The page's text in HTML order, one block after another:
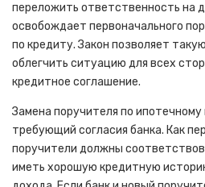
переложить ответственность на
освобождает первоначального
по кредиту. Закон позволяет
облегчить ситуацию для всех
кредитное соглашение.
Замена поручителя по
требующий согласия банка. Как
поручители должны
иметь хорошую кредитную